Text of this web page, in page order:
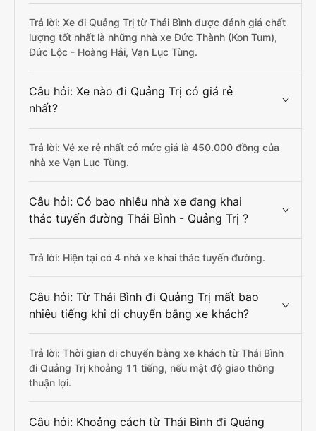
Trả lời: Xe đi Quảng Trị từ Thái Bình được đánh giá chất
lượng tốt nhất là những nhà xe Đức Thành (Kon Tum),
Đức Lộc - Hoàng Hải, Vạn Lục Tùng.
Câu hỏi: Xe nào đi Quảng Trị có giá rẻ
nhất?
Trả lời: Vé xe rẻ nhất có mức giá là 450.000 đồng của
nhà xe Vạn Lục Tùng.
Câu hỏi: Có bao nhiêu nhà xe đang khai
thác tuyến đường Thái Bình - Quảng Trị ?
Trả lời: Hiện tại có 4 nhà xe khai thác tuyến đường.
Câu hỏi: Từ Thái Bình đi Quảng Trị mất bao
nhiêu tiếng khi di chuyển bằng xe khách?
Trả lời: Thời gian di chuyển bằng xe khách từ Thái Bình
đi Quảng Trị khoảng 11 tiếng, nếu mật độ giao thông
thuận lợi.
Câu hỏi: Khoảng cách từ Thái Bình đi Quảng